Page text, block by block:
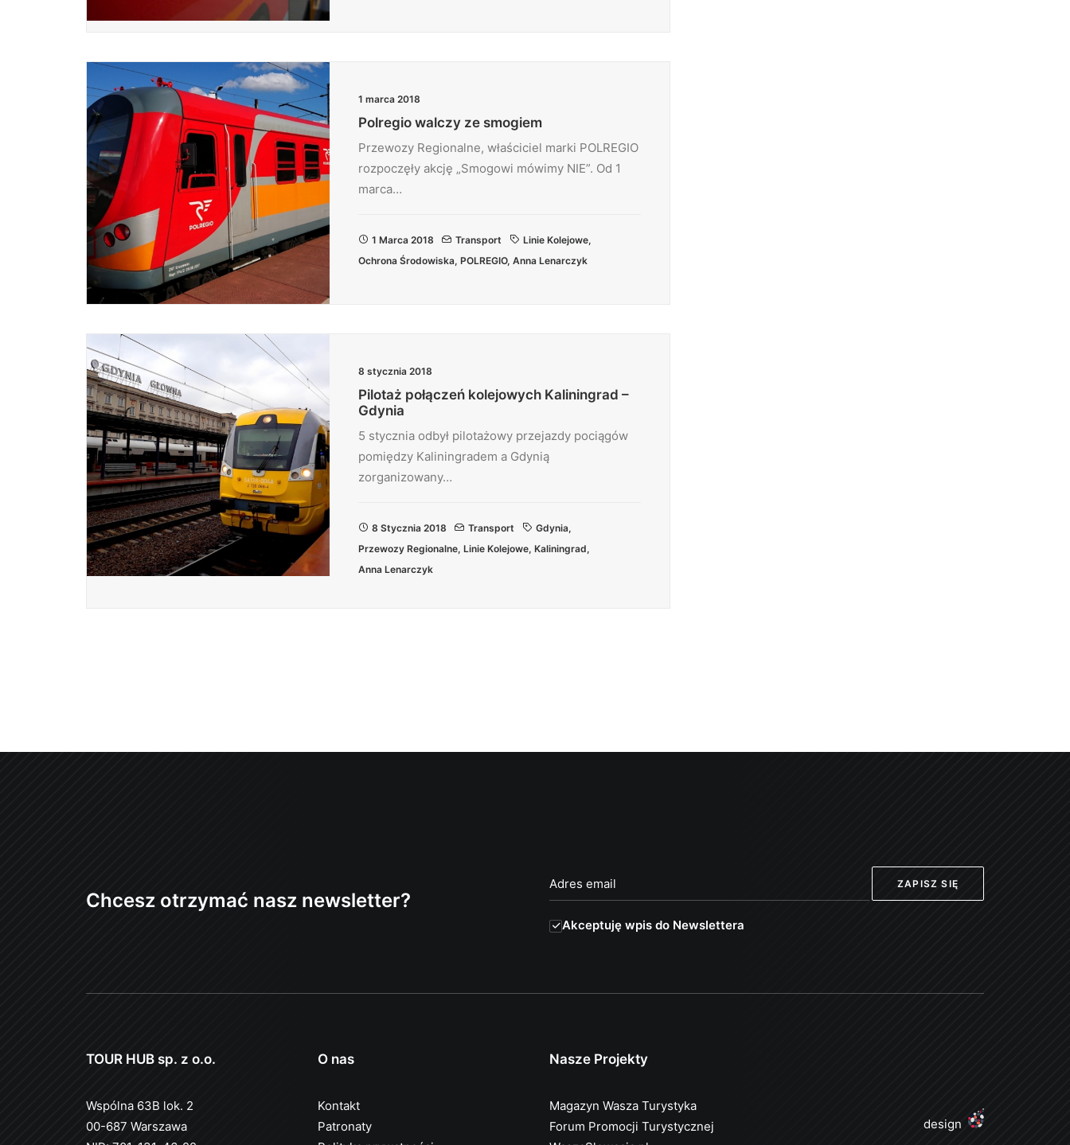
1 marca 2018
Polregio walczy ze smogiem
Przewozy Regionalne, właściciel marki POLREGIO
rozpoczęły akcję „Smogowi mówimy NIE”. Od 1
marca…
1 Marca 2018 Transport Linie Kolejowe,
Ochrona Środowiska, POLREGIO, Anna Lenarczyk
8 stycznia 2018
Pilotaż połączeń kolejowych Kaliningrad –
Gdynia
5 stycznia odbył pilotażowy przejazdy pociągów
pomiędzy Kaliningradem a Gdynią
zorganizowany…
8 Stycznia 2018 Transport Gdynia,
Przewozy Regionalne, Linie Kolejowe, Kaliningrad,
Anna Lenarczyk
Chcesz otrzymać nasz newsletter?
Akceptuję wpis do Newslettera
TOUR HUB sp. z o.o.
Wspólna 63B lok. 2
00-687 Warszawa
O nas
Kontakt
Patronaty
Nasze Projekty
Magazyn Wasza Turystyka
Forum Promocji Turystycznej
design